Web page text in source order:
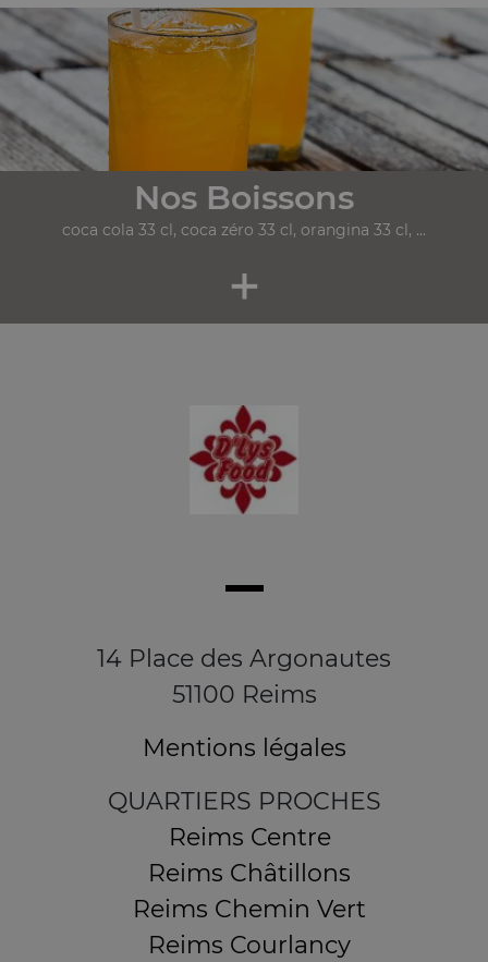
Nos Boissons
coca cola 33 cl, coca zéro 33 cl, orangina 33 cl, ...
+
14 Place des Argonautes
51100 Reims
Mentions légales
QUARTIERS PROCHES
Reims Centre
Reims Châtillons
Reims Chemin Vert
Reims Courlancy